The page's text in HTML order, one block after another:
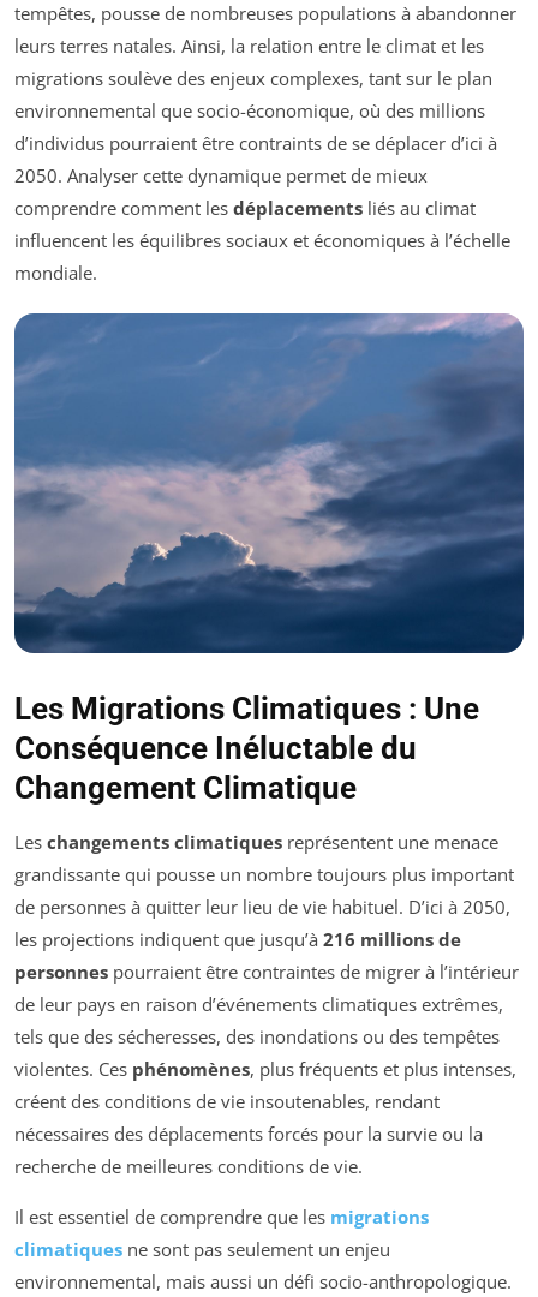
tempêtes, pousse de nombreuses populations à abandonner
leurs terres natales. Ainsi, la relation entre le climat et les
migrations soulève des enjeux complexes, tant sur le plan
environnemental que socio-économique, où des millions
d’individus pourraient être contraints de se déplacer d’ici à
2050. Analyser cette dynamique permet de mieux
comprendre comment les déplacements liés au climat
influencent les équilibres sociaux et économiques à l’échelle
mondiale.
Les Migrations Climatiques : Une
Conséquence Inéluctable du
Changement Climatique
Les changements climatiques représentent une menace
grandissante qui pousse un nombre toujours plus important
de personnes à quitter leur lieu de vie habituel. D’ici à 2050,
les projections indiquent que jusqu’à 216 millions de
personnes pourraient être contraintes de migrer à l’intérieur
de leur pays en raison d’événements climatiques extrêmes,
tels que des sécheresses, des inondations ou des tempêtes
violentes. Ces phénomènes, plus fréquents et plus intenses,
créent des conditions de vie insoutenables, rendant
nécessaires des déplacements forcés pour la survie ou la
recherche de meilleures conditions de vie.
Il est essentiel de comprendre que les migrations
climatiques ne sont pas seulement un enjeu
environnemental, mais aussi un défi socio-anthropologique.